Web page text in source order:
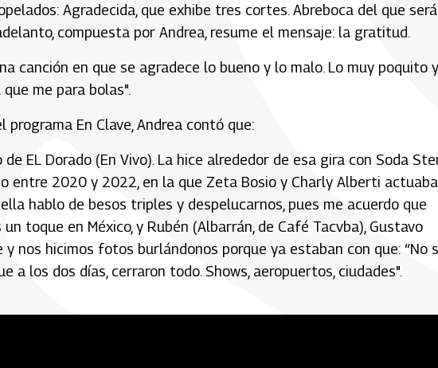
Agradecida, que exhibe tres cortes. Abreboca del que
compuesta por Andrea, resume el mensaje: la gratitud.
canción en que se agradece lo bueno y lo malo. Lo muy poquito
me para bolas".
En Clave, Andrea contó que:
EL Dorado (En Vivo). La hice alrededor de esa gira con Soda
entre 2020 y 2022, en la que Zeta Bosio y Charly Alberti
hablo de besos triples y despelucarnos, pues me acuerdo que
toque en México, y Rubén (Albarrán, de Café Tacvba), Gustavo
nos hicimos fotos burlándonos porque ya estaban con que: “No
a los dos días, cerraron todo. Shows, aeropuertos, ciudades".